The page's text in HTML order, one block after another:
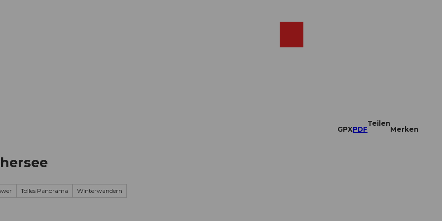
GPXPDF
Teilen
Merken
Tolles Panorama Winterwandern